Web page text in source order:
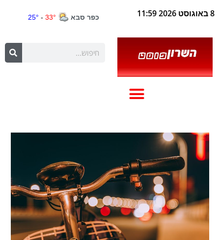
8 באוגוסט 2026 11:59